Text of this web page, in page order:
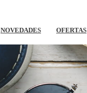
NOVEDADES OFERTAS